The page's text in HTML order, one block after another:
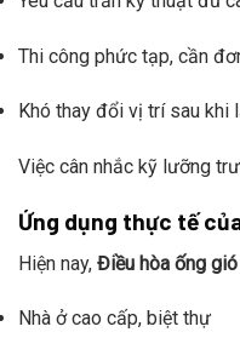
Thi công phức tạp, cần
Khó thay đổi vị trí sau khi
Việc cân nhắc kỹ lưỡng
Ứng dụng thực tế
Hiện nay, Điều hòa ống gió
Nhà ở cao cấp, biệt thự